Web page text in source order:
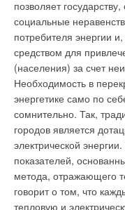
позволяет
социальные
потребителя энергии
средством для
(населения) за счет
Необходимость в
энергетике само по
сомнительно. Так,
городов является
электрической
показателей,
метода, отражающего
говорит о том, что
тепловую и
Добавить
Ваше имя *
Ваш E-mail *
Текст комментария
каждой — занятие
бессмысленное.
Программная среда.
будучи опытным
обычно испытывает
работать с третьим
обычного трубопровода
координатными и
умопомрачительных
преобразованиями,
привязки и т.п.
Далеко не всякий
объектах
деаэрированной воды.
Положительные отзывы
«АВАКС» получены от
других предприятий.
Читайте по
→
Считайте деньги
удаления
и